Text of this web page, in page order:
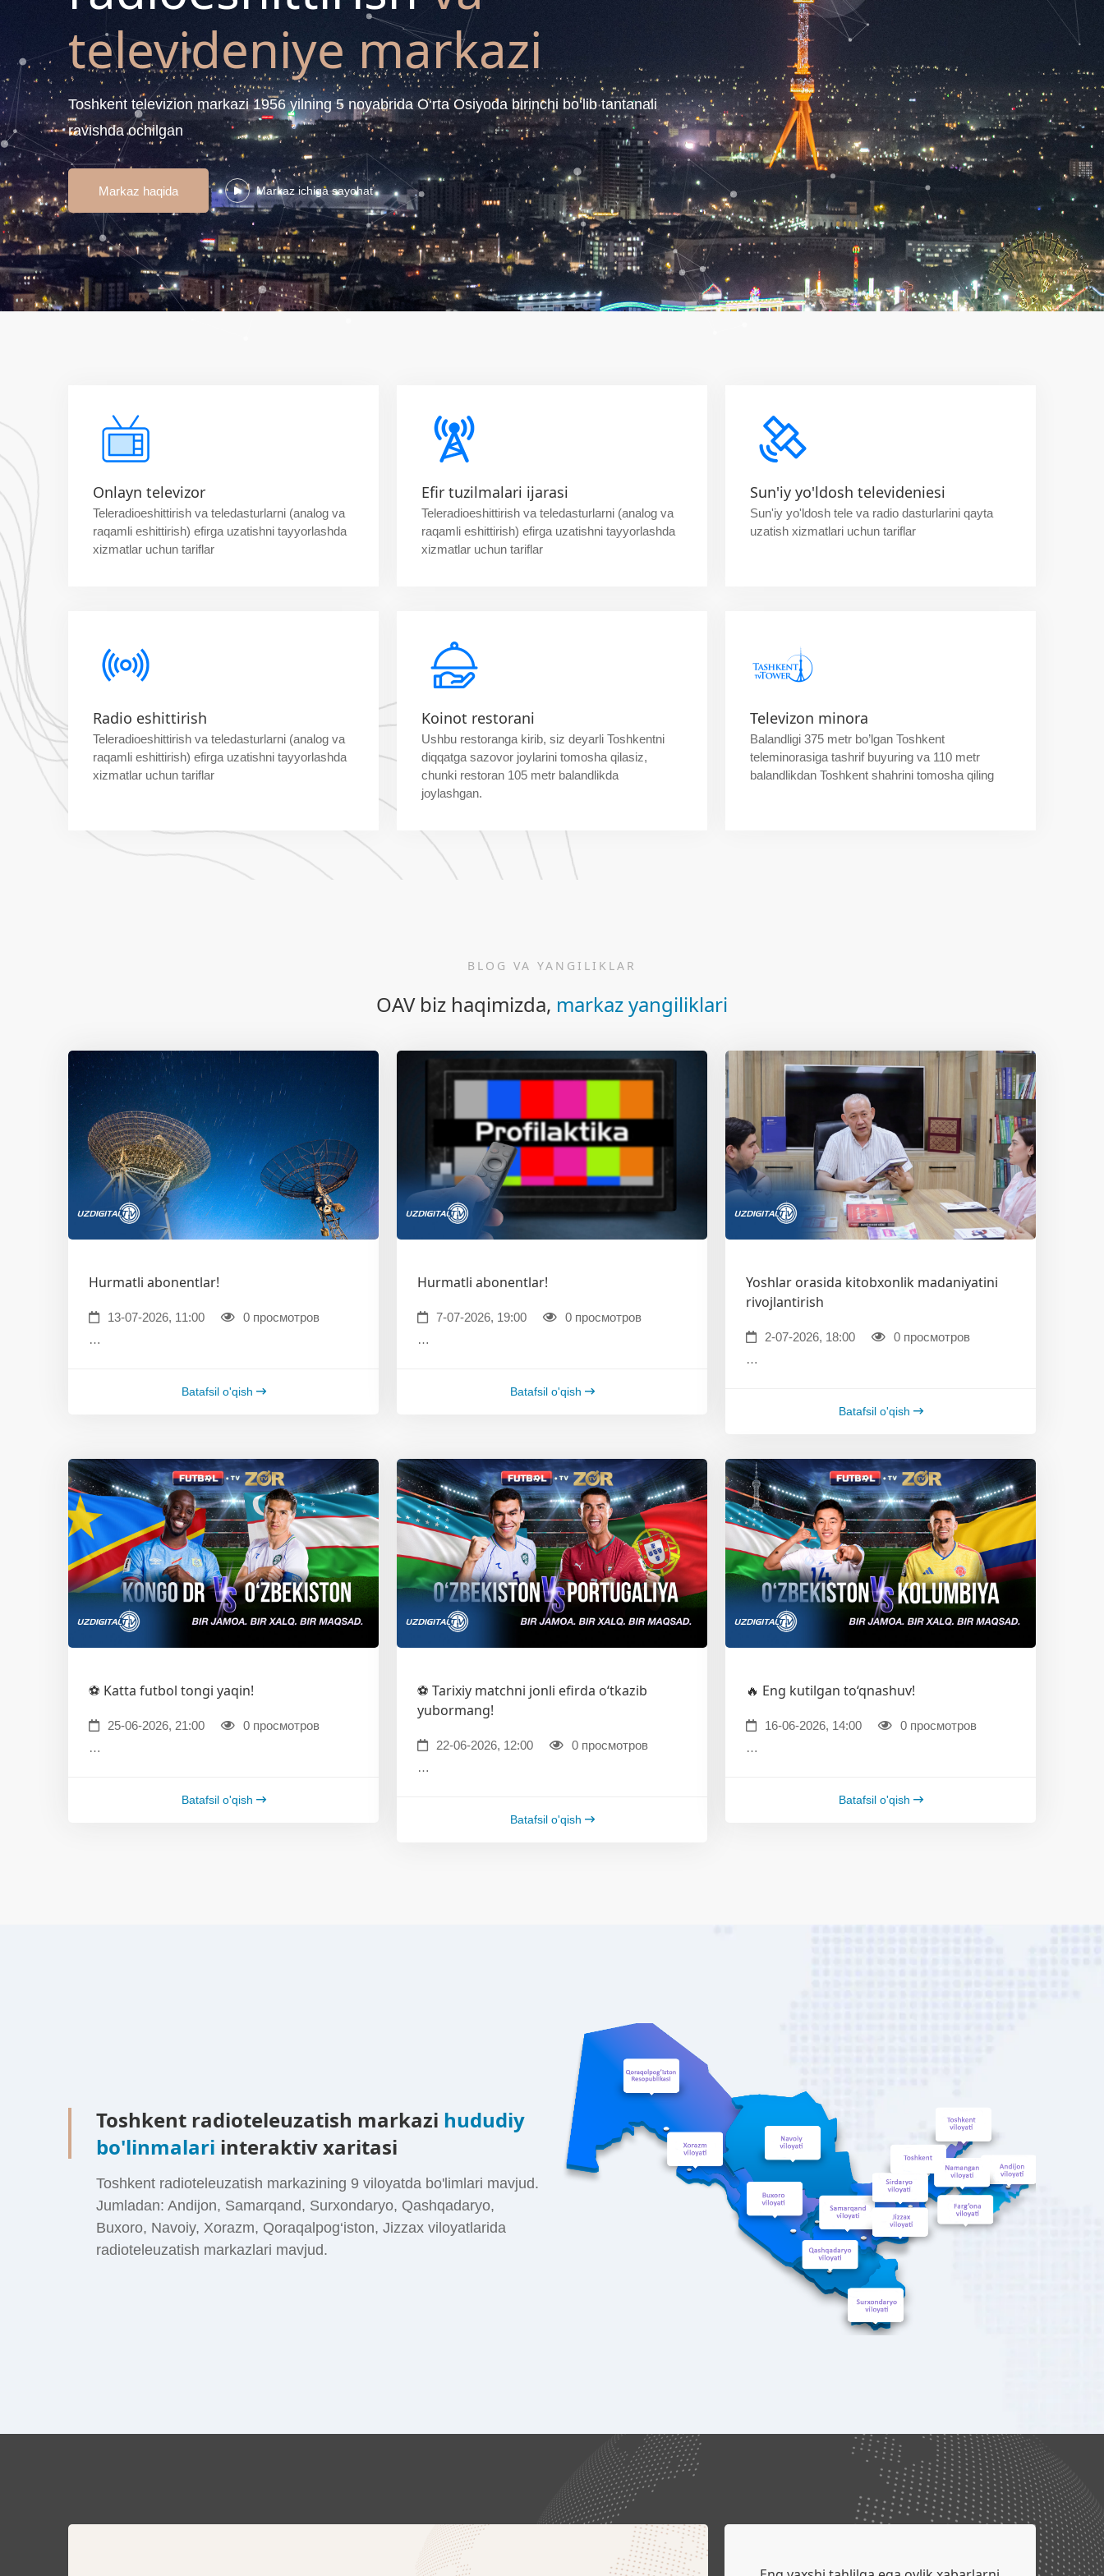
televideniye markazi
Toshkent televizion markazi 1956 yilning 5 noyabrida O‘rta Osiyoda birinchi bo‘lib tantanali
ravishda ochilgan
Markaz haqida Markaz ichiga sayohat
Onlayn televizor
Teleradioeshittirish va teledasturlarni (analog va
raqamli eshittirish) efirga uzatishni tayyorlashda
xizmatlar uchun tariflar
Efir tuzilmalari ijarasi
Teleradioeshittirish va teledasturlarni (analog va
raqamli eshittirish) efirga uzatishni tayyorlashda
xizmatlar uchun tariflar
Sun'iy yo'ldosh televideniesi
Sun'iy yo'ldosh tele va radio dasturlarini qayta
uzatish xizmatlari uchun tariflar
Radio eshittirish
Teleradioeshittirish va teledasturlarni (analog va
raqamli eshittirish) efirga uzatishni tayyorlashda
xizmatlar uchun tariflar
Koinot restorani
Ushbu restoranga kirib, siz deyarli Toshkentni
diqqatga sazovor joylarini tomosha qilasiz,
chunki restoran 105 metr balandlikda
joylashgan.
Televizon minora
Balandligi 375 metr bo’lgan Toshkent
teleminorasiga tashrif buyuring va 110 metr
balandlikdan Toshkent shahrini tomosha qiling
BLOG VA YANGILIKLAR
OAV biz haqimizda, markaz yangiliklari
Hurmatli abonentlar!
13-07-2026, 11:00
0 просмотров
…
Batafsil o'qish
Hurmatli abonentlar!
7-07-2026, 19:00
0 просмотров
…
Batafsil o'qish
Yoshlar orasida kitobxonlik madaniyatini
rivojlantirish
2-07-2026, 18:00
0 просмотров
…
Batafsil o'qish
⚽️ Katta futbol tongi yaqin!
25-06-2026, 21:00
0 просмотров
…
Batafsil o'qish
⚽️ Tarixiy matchni jonli efirda o‘tkazib
yubormang!
22-06-2026, 12:00
0 просмотров
…
Batafsil o'qish
🔥 Eng kutilgan to‘qnashuv!
16-06-2026, 14:00
0 просмотров
…
Batafsil o'qish
Toshkent radioteleuzatish markazi hududiy
bo'linmalari interaktiv xaritasi
Toshkent radioteleuzatish markazining 9 viloyatda bo'limlari mavjud.
Jumladan: Andijon, Samarqand, Surxondaryo, Qashqadaryo,
Buxoro, Navoiy, Xorazm, Qoraqalpog‘iston, Jizzax viloyatlarida
radioteleuzatish markazlari mavjud.